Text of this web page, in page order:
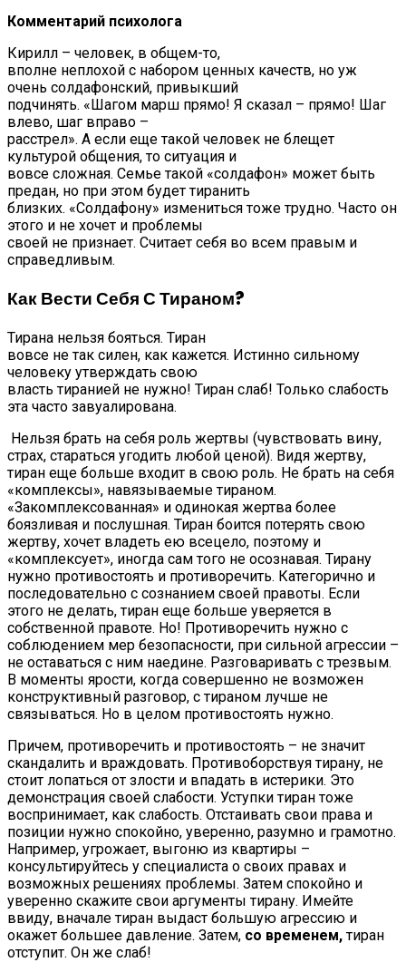
Комментарий психолога
Кирилл – человек, в общем-то,
вполне неплохой с набором ценных качеств, но уж
очень солдафонский, привыкший
подчинять. «Шагом марш прямо! Я сказал – прямо! Шаг
влево, шаг вправо –
расстрел». А если еще такой человек не блещет
культурой общения, то ситуация и
вовсе сложная. Семье такой «солдафон» может быть
предан, но при этом будет тиранить
близких. «Солдафону» измениться тоже трудно. Часто он
этого и не хочет и проблемы
своей не признает. Считает себя во всем правым и
справедливым.
Как Вести Себя С Тираном?
Тирана нельзя бояться. Тиран
вовсе не так силен, как кажется. Истинно сильному
человеку утверждать свою
власть тиранией не нужно! Тиран слаб! Только слабость
эта часто завуалирована.
Нельзя брать на себя роль жертвы (чувствовать вину,
страх, стараться угодить любой ценой). Видя жертву,
тиран еще больше входит в свою роль. Не брать на себя
«комплексы», навязываемые тираном.
«Закомплексованная» и одинокая жертва более
боязливая и послушная. Тиран боится потерять свою
жертву, хочет владеть ею всецело, поэтому и
«комплексует», иногда сам того не осознавая. Тирану
нужно противостоять и противоречить. Категорично и
последовательно с сознанием своей правоты. Если
этого не делать, тиран еще больше уверяется в
собственной правоте. Но! Противоречить нужно с
соблюдением мер безопасности, при сильной агрессии –
не оставаться с ним наедине. Разговаривать с трезвым.
В моменты ярости, когда совершенно не возможен
конструктивный разговор, с тираном лучше не
связываться. Но в целом противостоять нужно.
Причем, противоречить и противостоять – не значит
скандалить и враждовать. Противоборствуя тирану, не
стоит лопаться от злости и впадать в истерики. Это
демонстрация своей слабости. Уступки тиран тоже
воспринимает, как слабость. Отстаивать свои права и
позиции нужно спокойно, уверенно, разумно и грамотно.
Например, угрожает, выгоню из квартиры –
консультируйтесь у специалиста о своих правах и
возможных решениях проблемы. Затем спокойно и
уверенно скажите свои аргументы тирану. Имейте
ввиду, вначале тиран выдаст большую агрессию и
окажет большее давление. Затем, со временем,тиран
отступит. Он же слаб!